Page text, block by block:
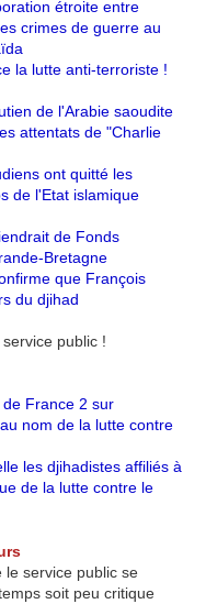
étroite entre
crimes de guerre au
la lutte anti-terroriste !
de l'Arabie saoudite
attentats de "Charlie
ont quitté les
de l'Etat islamique
de Fonds
Bretagne
que François
du djihad
public !
France 2 sur
nom de la lutte contre
les djihadistes affiliés à
de la lutte contre le
le service public se
soit peu critique